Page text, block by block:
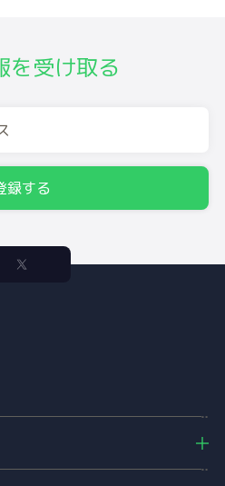
を受け取る
録する